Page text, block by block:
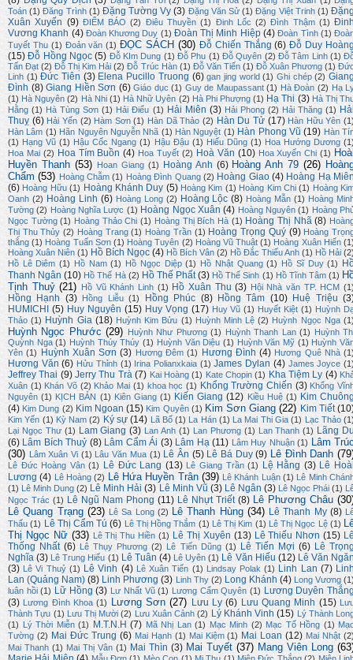
Toán (1) Đăng Trình (1) Đặng Tường Vy (3) Đặng Văn Sử (1) Đặng Việt Trinh (1)
Xuân Xuyến (9) ĐIỂM BÁO (2) Điêu Thuyền (1) Đinh Lốc (2) Đình Thậm (1)
Vương Khanh (4) Đoàn Khương Duy (1) Đoàn Thị Minh Hiệp (4) Đoàn Tình (1)
Tuyết Thu (1) Đoản văn (1) ĐỌC SÁCH (30) Đỗ Chiến Thắng (6) Đỗ Duy
(15) Đỗ Hồng Ngọc (5) Đỗ KIm Dung (1) Đỗ Phu (1) Đỗ Quyên (2) Đỗ Tâm Linh (1)
Tấn Đạt (2) Đỗ Thị Kim Hải (2) Đỗ Trúc Hàn (1) Đỗ Văn Tiến (1) Đỗ Xuân Phương (1)
Linh (1) Đức Tiên (3) Elena Pucillo Truong (6) gan jing world (1) Ghi chép (2)
Đình (8) Giang Hiền Sơn (6) Giáo dục (1) Guy de Maupassant (1) Hà Đoàn (2) Hạ
(1) Hà Nguyên (2) Hà Nhi (1) Hà Nhữ Uyên (2) Hà Phi Phượng (1) Hạ Thi (3) Hà Thị
Hằng (1) Hà Tùng Sơn (1) Hải Điểu (1) Hải Miên (3) Hải Phong (2) Hải Thăng (1)
Thuỵ (6) Hải Yến (2) Hàm Sơn (1) Hàn Dã Thảo (2) Hàn Du Tử (17) Hàn Hữu Yên
Hàn Lâm (1) Hãn Nguyên Nguyễn Nhã (1) Hàn Nguyệt (1) Hàn Phong Vũ (19) Hàn
(1) Hạng Vũ (1) Hậu Cốc Ngang (1) Hậu Đậu (1) Hiếu Dũng (1) Hoa Hướng Dương
Hoa Mai (2) Hoa Tím Buồn (4) Hoa Tuyết (2) Hoà Văn (10) Hoa Xuyến Chi (1)
Huyền Thanh (53) Hoan Giang (1) Hoàng Anh (6) Hoàng Anh 79 (26)
Chẩm (53) Hoàng Chẫm (1) Hoàng Đình Quang (2) Hoàng Giao (4) Hoàng Hạ
(6) Hoàng Hữu (1) Hoàng Khánh Duy (5) Hoàng Kim (1) Hoàng Kim Chi (1) Hoàng
Oanh (2) Hoàng Linh (6) Hoàng Long (2) Hoàng Lộc (8) Hoàng Mẫn (1) Hoàng
Tường (2) Hoàng Nghĩa Lược (1) Hoàng Ngọc Xuân (4) Hoàng Nguyên (1) Hoàng
Ngọc Tường (1) Hoàng Thảo Chi (1) Hoàng Thị Bích Hà (1) Hoàng Thị Nhã (8)
Thị Thu Thủy (2) Hoàng Trang (1) Hoàng Trần (1) Hoàng Trọng Quý (9) Hoàng
thắng (1) Hoàng Tuấn Sơn (1) Hoàng Tuyên (2) Hoàng Vũ Thuật (1) Hoàng Xuân Hiến
Hoàng Xuân Niên (1) Hồ Bích Ngọc (4) Hồ Bích Vân (2) Hồ Đắc Thiếu Anh (1) Hồ Hải
Hồ Lê Diêm (1) Hồ Nam (1) Hồ Ngọc Diệp (1) Hồ Nhật Quang (1) Hồ Sĩ Duy (1)
Thanh Ngân (10) Hồ Thế Hà (2) Hồ Thế Phất (3) Hồ Thế Sinh (1) Hồ Tĩnh Tâm (1)
Tịnh Thuỷ (21) Hồ Vũ Khánh Linh (1) Hồ Xuân Thu (3) Hội Nhà văn TP. HCM
Hồng Hạnh (3) Hồng Liễu (1) Hồng Phúc (8) Hồng Tâm (10) Huệ Triệu
HUMICHI
(5) Huy Nguyên (15) Huy Vọng (17) Huy Vũ (1) Huyết Kiệt (1) Huỳnh
Thảo (1) Huỳnh Gia (18) Huỳnh Kim Bửu (1) Huỳnh Minh Lệ (2) Huỳnh Ngọc Nga
Huỳnh Ngọc Phước (29) Huỳnh Như Phương (1) Huỳnh Thanh Lan (1)
Huỳnh
Quỳnh Nga (1) Huỳnh Thúy Thúy (1) Huỳnh Văn Diệu (1) Huỳnh Văn Mỹ (1) Huỳnh
Yên (1) Huỳnh Xuân Sơn (3) Hương Đêm (1) Hương Đình (4) Hương Quê Nhà
Hương Văn (6) Hửu Thỉnh (1) Irina Polianxkaia (1) James Dylan (4) James Joyce
Jeffrey Thai (9) Jerry Thu Trà (7) Kai Hoàng (1) Kate Chopin (1) Kha Tiệm Ly (4)
Xuân (1) Khán Võ (2) Khảo Mai (1) khoa học (1) Khổng Trường Chiến (3) Khổng
Nguyên (1) KỊCH BẢN (1) Kiên Giang (1) Kiến Giang (12) Kiều Huệ (1) Kim
(4) Kim Dung (2) Kim Ngoan (15) Kim Quyên (1) Kim Sơn Giang (22) Kim Tiết
Kim Yến (1) Kỳ Nam (2) Ký sự (14) Lã Bố (1) La Hán (1) La Mai Thi Gia (1) Lạc Thảo
Lại Ngọc Thư (1) Lam Giang (3) Lan Anh (1) Lan Phương (1) Lan Thanh (1) Lãng
(6) Lâm Bích Thuỷ (8) Lâm Cẩm Ái (3) Lâm Hạ (11) Lâm Huy Nhuận (1) Lâm
(30) Lâm Xuân Vi (1) Lâu Văn Mua (1) Lê Ân (5) Lê Bá Duy (9) Lê Đình Danh
Lê Đức Hoàng Vân (1) Lê Đức Lang (13) Lê Giang Trần (1) Lệ Hằng (3) Lê
Lương (4) Lê Hoàng (2) Lê Hứa Huyền Trân (39) Lê Khánh Luận (1) Lê Minh
(1) Lê Minh Dung (2) Lê Minh Hải (3) Lê Minh Vũ (3) Lê Ngân (3) Lê Ngọc Phái (1)
Ngọc Trác (1) Lê Ngũ Nam Phong (11) Lê Nhựt Triết (8) Lê Phương Châu
Lê Quang Trạng (23) Lê Sa Long (2) Lê Thanh Hùng (34) Lê Thanh My (8)
Thấu (1) Lê Thị Cẩm Tú (6) Lê Thị Hồng Thắm (1) Lê Thị Kim (1) Lê Thị Ngọc Lệ (1)
Thị Ngọc Nữ (33) Lê Thị Thu Hiền (1) Lê Thị Xuyên (13) Lê Thiếu Nhơn (15)
Thống Nhất (6) Lê Thụy Phương (2) Lê Tiến Dũng (1) Lê Tiến Mợi (6) Lê
Nghĩa (3) Lê Trung Hiếu (1) Lê Tuân (4) Lê Uyên (1) Lê Văn Hiếu (12) Lê Văn
(3) Lê Vi Thuỷ (1) Lê Vinh (4) Lê Xuân Tiến (1) Lindsay Polak (1) Linh Lan (7)
Lan (Quảng Nam) (8) Linh Phương (3) Linh Thy (2) Long Khánh (4) Long Vương
luân hồi (1) Lữ Hồng (3) Lư Nhất Vũ (1) Lương Cẩm Quyên (1) Lương Duyên
(3) Lương Đình Khoa (1) Lương Sơn (27) Lưu Ly (6) Lưu Quang Minh (15)
Thành Tựu (1) Lưu Thị Mười (2) Lưu Xuân Cảnh (2) Lý Khánh Vinh (15) Lý Thành
(1)
Lý Thời Miễn (1) M.T.N.H (7) Mã Nhị Lan (1) Mạc Minh (2) Mạc Tố Hồng (1)
Tường (2) Mai Đức Trung (6) Mai Hạnh (1) Mai Kiệm (1) Mai Loan (12) Mai Nhật
Mai Thanh (1) Mai Thị Vân (1) Mai Thìn (3) Mai Tuyết (37) Mang Viên Long